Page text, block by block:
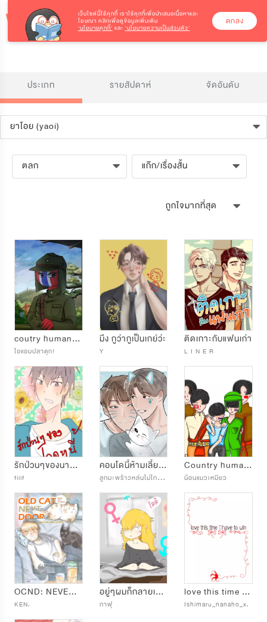
ประเภท รายสัปดาห์ จัดอันดับ
ยาโอย (yaoi)
ตลก แก๊ก/เรื่องสั้น
ถูกใจมากที่สุด
coutry human | เสรีไทย
ไอแอมปลาดุก!
มึง กูว่ากูเป็นเกย์ว่ะ
Y
ติดเกาะกับแฟนเก่า
L I N E R
รักป่วนๆของนายปลดหนี้
fiiif
คอนโดนี้ห้ามเลี้ยงแมว
ล
ูกมะพร้าวหล่นไม่ไกลต้น
Country human คุณก็รู้ที่นี่ไทยแลนด์
น้อนแมวเหมียว
OCND: NEVER LOCK THE DOOR เจ้าแมวข้างบ้าน - วันนี้ประตูไม่ได้ล็อก
KEN.
อยู่ๆผมก็กลายเป็น"โลลิ"ไปแล้วครับ!
กาฟุ
love this time i have to win รักครั้งนี้ฉันต้องชนะ
Ishimaru_nanaho_x.
เว็บไซต์นี้ใช้คุกกี้ เราใช้คุกกี้เพื่อนำเสนอเนื้อหาและ
โฆษณา คลิกเพื่อดูข้อมูลเพิ่มเติม
‘นโยบายคุกกี้’ และ ‘นโยบายความเป็นส่วนตัว’
ตกลง